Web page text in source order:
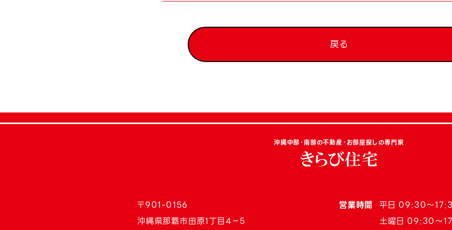
戻る
沖縄中部・南部の不動産・お部屋探しの専門家
〒901-0156
沖縄県那覇市田原1丁目4−5
営業時間 平日 09:30〜
土曜日 09:30〜